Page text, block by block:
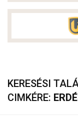
KERESÉSI
CIMKÉRE: